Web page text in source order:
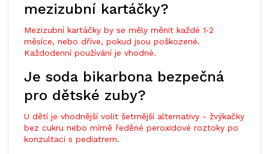
mezizubní kartáčky?
Mezizubní kartáčky by se měly měnit každé 1‑2
měsíce, nebo dříve, pokud jsou poškozené.
Každodenní používání je vhodné.
Je soda bikarbona bezpečná
pro dětské zuby?
U dětí je vhodnější volit šetrnější alternativy - žvýkačky
bez cukru nebo mírně ředěné peroxidové roztoky po
konzultaci s pediatrem.